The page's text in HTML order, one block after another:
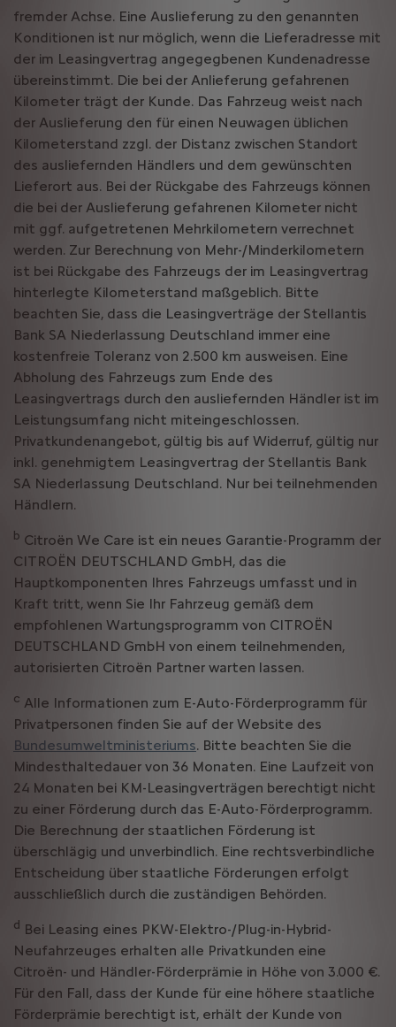
fremder Achse. Eine Auslieferung zu den genannten
Konditionen ist nur möglich, wenn die Lieferadresse mit
der im Leasingvertrag angegegbenen Kundenadresse
übereinstimmt. Die bei der Anlieferung gefahrenen
Kilometer trägt der Kunde. Das Fahrzeug weist nach
der Auslieferung den für einen Neuwagen üblichen
Kilometerstand zzgl. der Distanz zwischen Standort
des ausliefernden Händlers und dem gewünschten
Lieferort aus. Bei der Rückgabe des Fahrzeugs können
die bei der Auslieferung gefahrenen Kilometer nicht
mit ggf. aufgetretenen Mehrkilometern verrechnet
werden. Zur Berechnung von Mehr-/Minderkilometern
ist bei Rückgabe des Fahrzeugs der im Leasingvertrag
hinterlegte Kilometerstand maßgeblich. Bitte
beachten Sie, dass die Leasingverträge der Stellantis
Bank SA Niederlassung Deutschland immer eine
kostenfreie Toleranz von 2.500 km ausweisen. Eine
Abholung des Fahrzeugs zum Ende des
Leasingvertrags durch den ausliefernden Händler ist im
Leistungsumfang nicht miteingeschlossen.
Privatkundenangebot, gültig bis auf Widerruf, gültig nur
inkl. genehmigtem Leasingvertrag der Stellantis Bank
SA Niederlassung Deutschland. Nur bei teilnehmenden
Händlern.
b Citroën We Care ist ein neues Garantie-Programm der
CITROËN DEUTSCHLAND GmbH, das die
Hauptkomponenten Ihres Fahrzeugs umfasst und in
Kraft tritt, wenn Sie Ihr Fahrzeug gemäß dem
empfohlenen Wartungsprogramm von CITROËN
DEUTSCHLAND GmbH von einem teilnehmenden,
autorisierten Citroën Partner warten lassen.
c Alle Informationen zum E-Auto-Förderprogramm für
Privatpersonen finden Sie auf der Website des
Bundesumweltministeriums. Bitte beachten Sie die
Mindesthaltedauer von 36 Monaten. Eine Laufzeit von
24 Monaten bei KM-Leasingverträgen berechtigt nicht
zu einer Förderung durch das E-Auto-Förderprogramm.
Die Berechnung der staatlichen Förderung ist
überschlägig und unverbindlich. Eine rechtsverbindliche
Entscheidung über staatliche Förderungen erfolgt
ausschließlich durch die zuständigen Behörden.
d Bei Leasing eines PKW-Elektro-/Plug-in-Hybrid-
Neufahrzeuges erhalten alle Privatkunden eine
Citroën- und Händler-Förderprämie in Höhe von 3.000 €.
Für den Fall, dass der Kunde für eine höhere staatliche
Förderprämie berechtigt ist, erhält der Kunde von